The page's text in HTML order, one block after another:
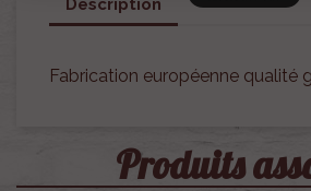
Fabrication européenne qualité
Produits